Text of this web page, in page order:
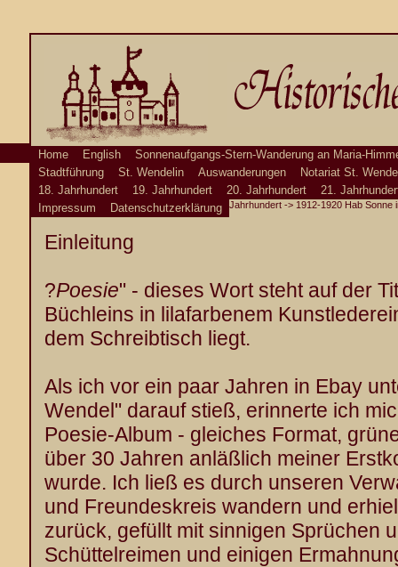
Home English
Sonnenaufgangs-Stern-Wanderung an Maria-
Stadtführung
St. Wendelin Auswanderungen
Notariat St.
18. Jahrhundert
19. Jahrhundert 20. Jahrhundert
21.
Impressum
Datenschutzerklärung Jahrhundert -> 1912-1920 Hab Sonne
Einleitung
?Poesie" - dieses Wort steht auf der
Büchleins in lilafarbenem
dem Schreibtisch liegt.
Als ich vor ein paar Jahren in Ebay
Wendel" darauf stieß, erinnerte ich
Poesie-Album - gleiches Format,
über 30 Jahren anläßlich meiner
wurde. Ich ließ es durch unseren
und Freundeskreis wandern und
zurück, gefüllt mit sinnigen Sprüchen
Schüttelreimen und einigen